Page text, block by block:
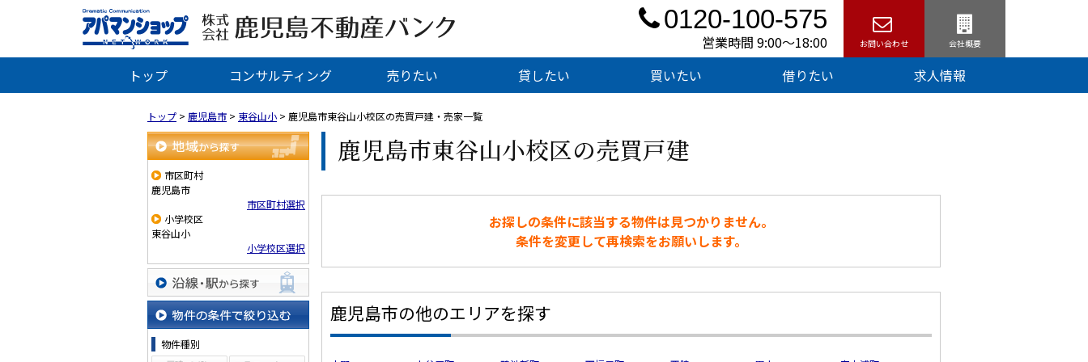
0120-100-575
営業時間 9:00〜18:00 お問い合わせ 会社概要
トップ コンサルティング 売りたい 貸したい 買いたい 借りたい 求人情報
トップ > 鹿児島市 > 東谷山小 > 鹿児島市東谷山小校区の売買戸建・売家一覧
地域から探す
市区町村
鹿児島市
市区町村選択
小学校区
東谷山小
小学校区選択
沿線・駅から探す
物件の条件で絞り込む
物件種別
鹿児島市東谷山小校区の売買戸建
お探しの条件に該当する物件は見つかりません。
条件を変更して再検索をお願いします。
鹿児島市の他のエリアを探す